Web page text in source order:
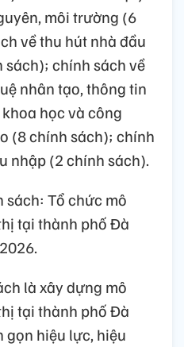
môi trường (6
về thu hút nhà đầu
chính sách về
nhân tạo, thông tin
học và công
(8 chính sách); chính
nhập (2 chính sách).
sách: Tổ chức mô
tại thành phố Đà
là xây dựng mô
tại thành phố Đà
gọn hiệu lực, hiệu